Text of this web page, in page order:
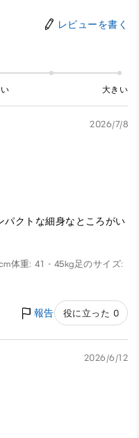
レビューを書く
大きい
2026/7/8
パクトな細身なところがい
体重: 41 - 45kg足のサイズ:
報告 役に立った 0
2026/6/12